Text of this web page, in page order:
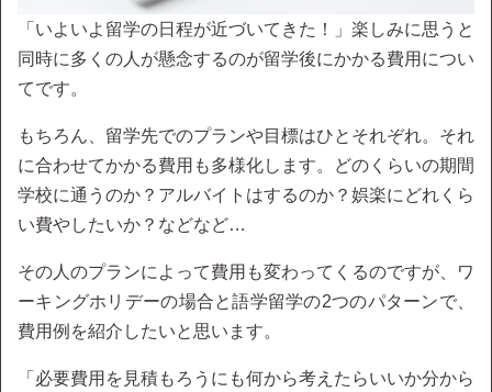
「いよいよ留学の日程が近づいてきた！」楽しみに思うと
同時に多くの人が懸念するのが留学後にかかる費用につい
てです。
もちろん、留学先でのプランや目標はひとそれぞれ。それ
に合わせてかかる費用も多様化します。どのくらいの期間
学校に通うのか？アルバイトはするのか？娯楽にどれくら
い費やしたいか？などなど…
その人のプランによって費用も変わってくるのですが、ワ
ーキングホリデーの場合と語学留学の2つのパターンで、
費用例を紹介したいと思います。
「必要費用を見積もろうにも何から考えたらいいか分から